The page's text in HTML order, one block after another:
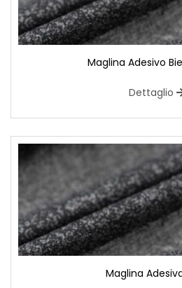
Maglina Adesivo
Dettaglio
Maglina